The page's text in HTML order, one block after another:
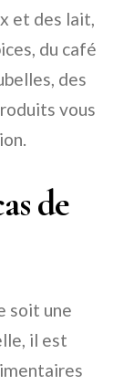
et des lait,
du café
des
vous
de
soit une
il est